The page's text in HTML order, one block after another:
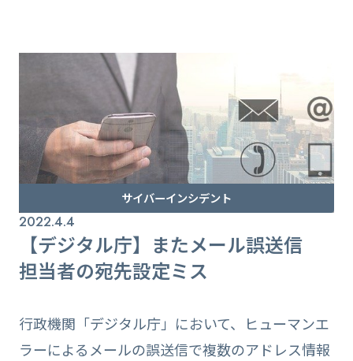
サイバーインシデント
2022.4.4
【デジタル庁】またメール誤送信
担当者の宛先設定ミス
行政機関「デジタル庁」において、ヒューマンエ
ラーによるメールの誤送信で複数のアドレス情報